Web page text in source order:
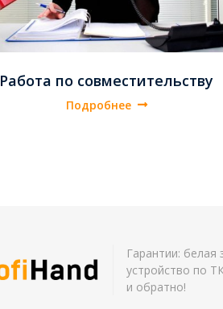
Работа по совместительству
Подробнее
Гарантии:
устройство по
и обратно!